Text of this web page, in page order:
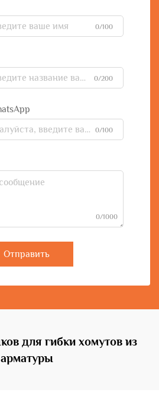
0/100
0/200
0/100
0/1000
Отправить
для гибки хомутов из
арматуры